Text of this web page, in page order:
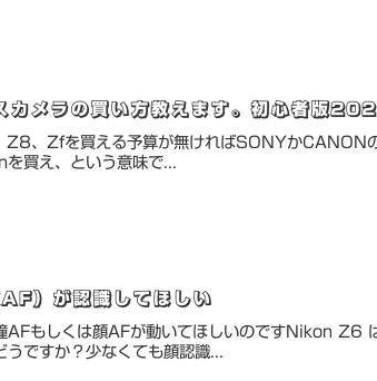
カメラの買い方教えます。初心者版
、Zfを買える予算が無ければSONYか
買え、という意味で...
）が認識してほしい
AFもしくは顔AFが動いてほしいのですNikon
ですか？少なくても顔認識...